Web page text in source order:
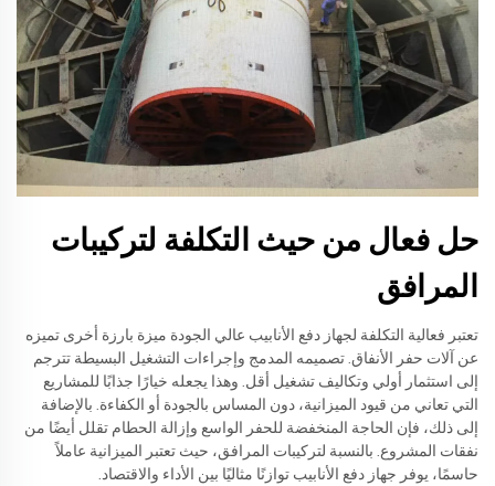
حل فعال من حيث التكلفة لتركيبات
المرافق
تعتبر فعالية التكلفة لجهاز دفع الأنابيب عالي الجودة ميزة بارزة أخرى تميزه
عن آلات حفر الأنفاق. تصميمه المدمج وإجراءات التشغيل البسيطة تترجم
إلى استثمار أولي وتكاليف تشغيل أقل. وهذا يجعله خيارًا جذابًا للمشاريع
التي تعاني من قيود الميزانية، دون المساس بالجودة أو الكفاءة. بالإضافة
إلى ذلك، فإن الحاجة المنخفضة للحفر الواسع وإزالة الحطام تقلل أيضًا من
نفقات المشروع. بالنسبة لتركيبات المرافق، حيث تعتبر الميزانية عاملاً
حاسمًا، يوفر جهاز دفع الأنابيب توازنًا مثاليًا بين الأداء والاقتصاد.